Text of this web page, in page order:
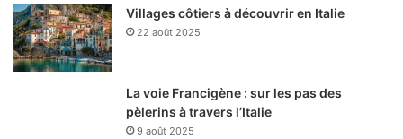
Villages côtiers à découvrir en Italie
22 août 2025
La voie Francigène : sur les pas des
pèlerins à travers l’Italie
9 août 2025